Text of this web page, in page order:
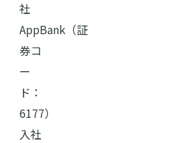
社
AppBank（証
券コ
ー
ド：
6177）
入社